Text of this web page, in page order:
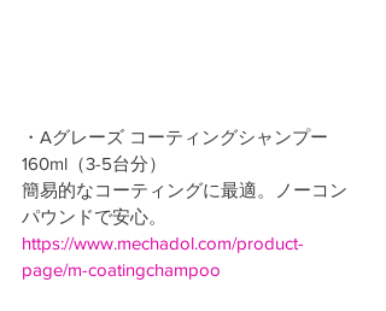
・Aグレーズ コーティングシャンプー
160ml（3-5台分）
簡易的なコーティングに最適。ノーコン
パウンドで安心。
https://www.mechadol.com/product-
page/m-coatingchampoo